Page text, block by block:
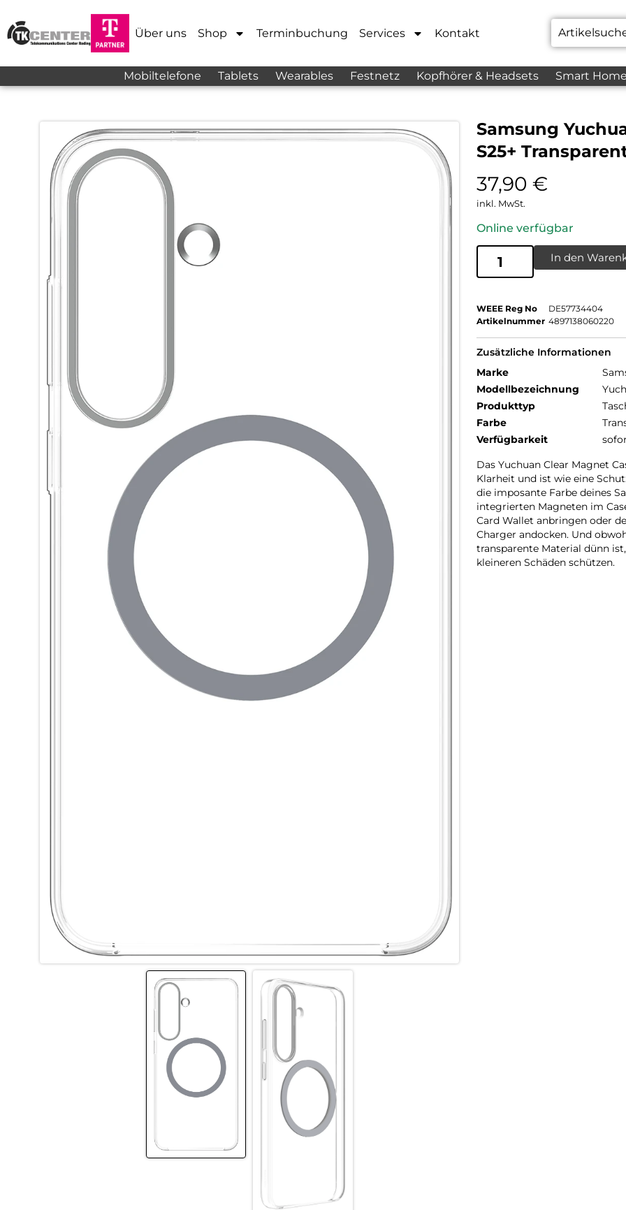
Über uns Shop Terminbuchung Services Kontakt
Mobiltelefone Tablets Wearables Festnetz Kopfhörer & Headsets Smart
Samsung
S25+
37,90 €
inkl. MwSt.
Online verfügbar
In den
WEEE Reg No
DE57734404
Artikelnummer 4897138060220
Zusätzliche Informationen
Marke
Modellbezeichnung
Produkttyp
Farbe
Verfügbarkeit
Das Yuchuan Clear Magnet
Klarheit und ist wie eine
die imposante Farbe deines
integrierten Magneten im
Card Wallet anbringen oder
Charger andocken. Und
transparente Material dünn
kleineren Schäden schützen.